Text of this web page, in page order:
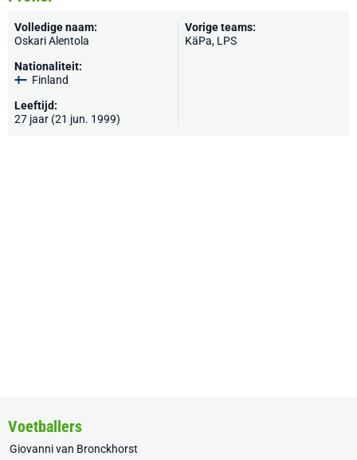
Volledige naam:
Oskari Alentola
Nationaliteit:
Finland
Leeftijd:
27 jaar (21 jun. 1999)
Vorige teams:
KäPa, LPS
Voetballers
Giovanni van Bronckhorst